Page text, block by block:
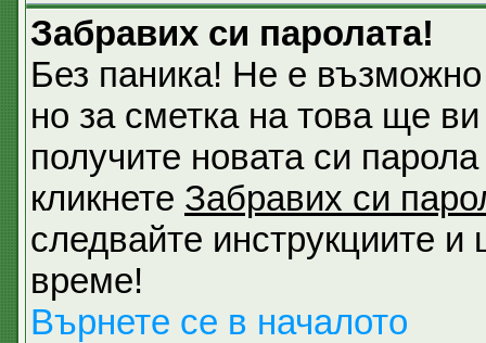
Забравих си паролата!
Без паника! Не е
но за сметка на това ще
получите новата си
кликнете Забравих си
следвайте инструкциите
време!
Върнете се в началото